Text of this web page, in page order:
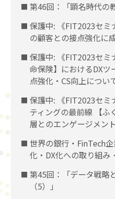
第46回：「顕名時代の
保護中: 《FIT2023セミ
の顧客との接点強化に
保護中: 《FIT2023セミ
命保険】におけるDXツ
点強化・CS向上につい
保護中: 《FIT2023セ
ティングの最前線 【ふ
層とのエンゲージメン
世界の銀行・FinTech
化・DX化への取り組
第45回：「データ戦略
（5）」